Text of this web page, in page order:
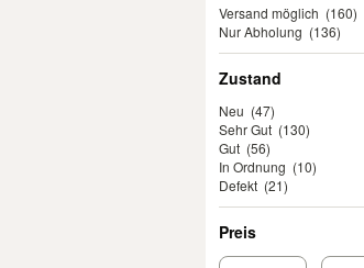
Versand möglich (160)
Nur Abholung (136)
Zustand
Neu (47)
Sehr Gut (130)
Gut (56)
In Ordnung (10)
Defekt (21)
Preis